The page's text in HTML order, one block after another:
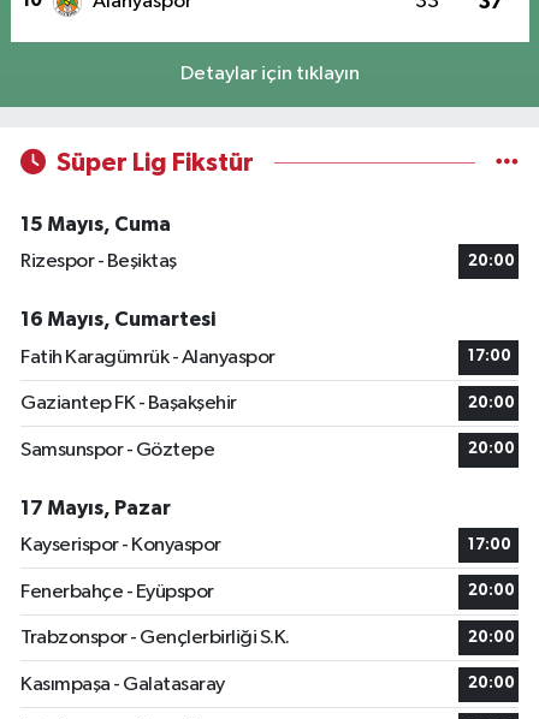
Detaylar için tıklayın
Süper Lig Fikstür
15 Mayıs, Cuma
Rizespor - Beşiktaş
20:00
16 Mayıs, Cumartesi
Fatih Karagümrük - Alanyaspor
17:00
Gaziantep FK - Başakşehir 20:00
Samsunspor - Göztepe 20:00
17 Mayıs, Pazar
Kayserispor - Konyaspor
17:00
Fenerbahçe - Eyüpspor 20:00
Trabzonspor - Gençlerbirliği S.K. 20:00
Kasımpaşa - Galatasaray 20:00